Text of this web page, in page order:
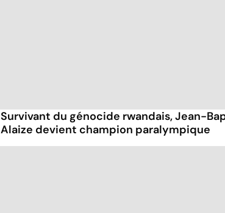
Survivant du génocide rwandais, Jean-
Alaize devient champion paralympique